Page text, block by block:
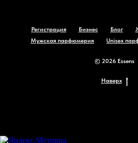
Регистрация Бизнес Блог
Мужская парфюмерия
Unisex
© 2026 Essens
Наверх